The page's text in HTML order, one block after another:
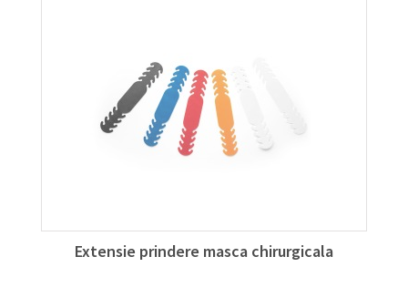
Extensie prindere masca chirurgicala